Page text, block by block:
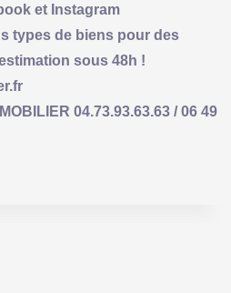
et Instagram
types de biens pour des
sous 48h !
04.73.93.63.63 / 06 49